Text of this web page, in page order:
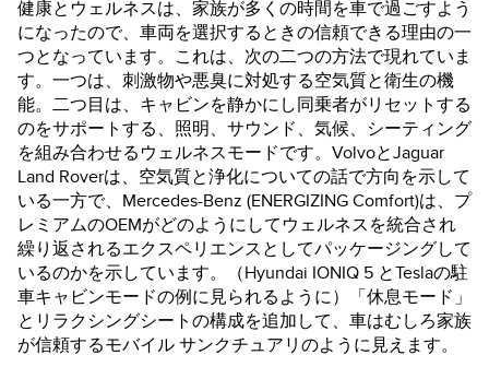
健康とウェルネスは、家族が多くの時間を車で過ごすよう
になったので、車両を選択するときの信頼できる理由の一
つとなっています。これは、次の二つの方法で現れていま
す。一つは、刺激物や悪臭に対処する空気質と衛生の機
能。二つ目は、キャビンを静かにし同乗者がリセットする
のをサポートする、照明、サウンド、気候、シーティング
を組み合わせるウェルネスモードです。VolvoとJaguar
Land Roverは、空気質と浄化についての話で方向を示して
いる一方で、Mercedes-Benz (ENERGIZING Comfort)は、プ
レミアムのOEMがどのようにしてウェルネスを統合され
繰り返されるエクスペリエンスとしてパッケージングして
いるのかを示しています。（Hyundai IONIQ 5 とTeslaの駐
車キャビンモードの例に見られるように）「休息モード」
とリラクシングシートの構成を追加して、車はむしろ家族
が信頼するモバイル サンクチュアリのように見えます。